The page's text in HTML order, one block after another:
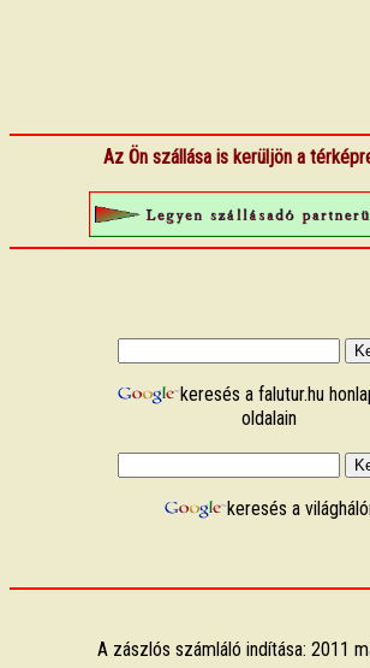
Az Ön szállása is kerüljön a
keresés a falutur.hu
oldalain
keresés a
A zászlós számláló indítása: 2011